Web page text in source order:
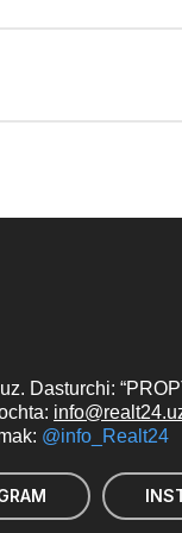
Dasturchi:
@info_Realt24